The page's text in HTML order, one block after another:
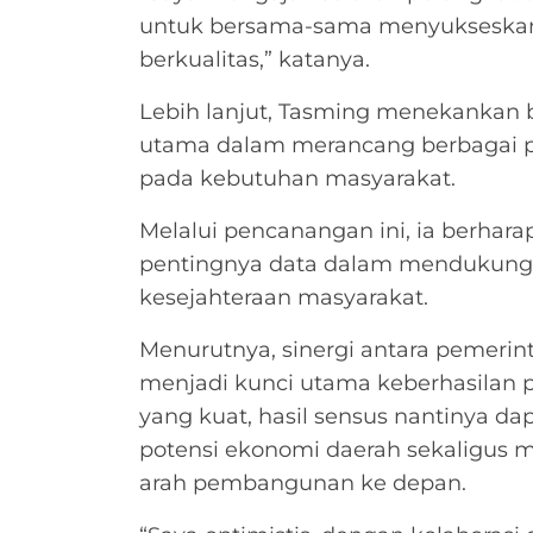
untuk bersama-sama
berkualitas,” katanya.
Lebih lanjut, Tasming
utama dalam merancang berbagai
pada kebutuhan masyarakat.
Melalui pencanangan ini, ia
pentingnya data dalam
kesejahteraan masyarakat.
Menurutnya, sinergi antara
menjadi kunci utama keberhasilan
yang kuat, hasil sensus nantinya
potensi ekonomi daerah sekaligus
arah pembangunan ke depan.